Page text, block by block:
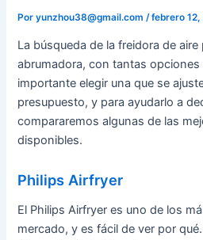
Poryunzhou38@gmail.com/febrero 12,
La búsqueda de la freidora de
abrumadora, con tantas opciones
importante elegir una que se
presupuesto, y para ayudarlo a
compararemos algunas de las
disponibles.
Philips Airfryer
El Philips Airfryer es uno de los
mercado, y es fácil de ver por